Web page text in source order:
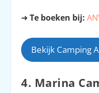
➜Te boeken bij:
Bekijk Camping
4. Marina